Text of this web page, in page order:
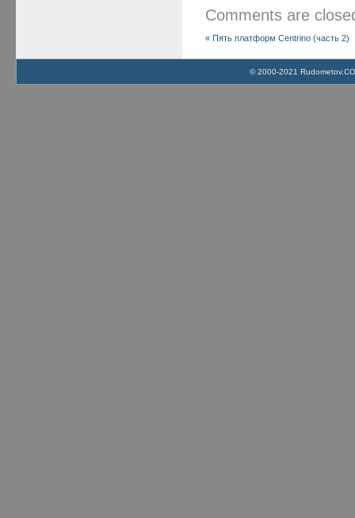
Comments are
«Пять платформ Centrino (часть 2)
© 2000-2021